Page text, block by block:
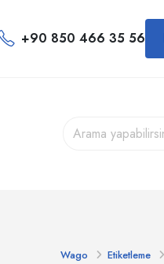
+90 850 466 35 56
Wago Etiketleme